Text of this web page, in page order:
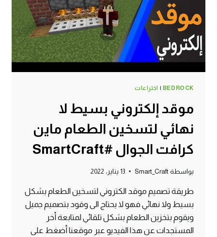
BEDROCK
| اختراعات
موقد إلكتروني بسيط لا
نهائي لتسخين الطعام ماين
كرافت الجوال #SmartCraft
بواسطة Smart_Craft 13 يناير، 2022
طريقة تصميم موقد الكتروني لتسخين الطعام بشكل
بسيط ولا نهائي فهو لا يحتاج الى وقود بتصميم جميل
ويقوم بتخزين الطعام بشكل تلقائي لمتابعة أخر
المستجدات عن هذا الفيديو عبر موقعنا أضغط على